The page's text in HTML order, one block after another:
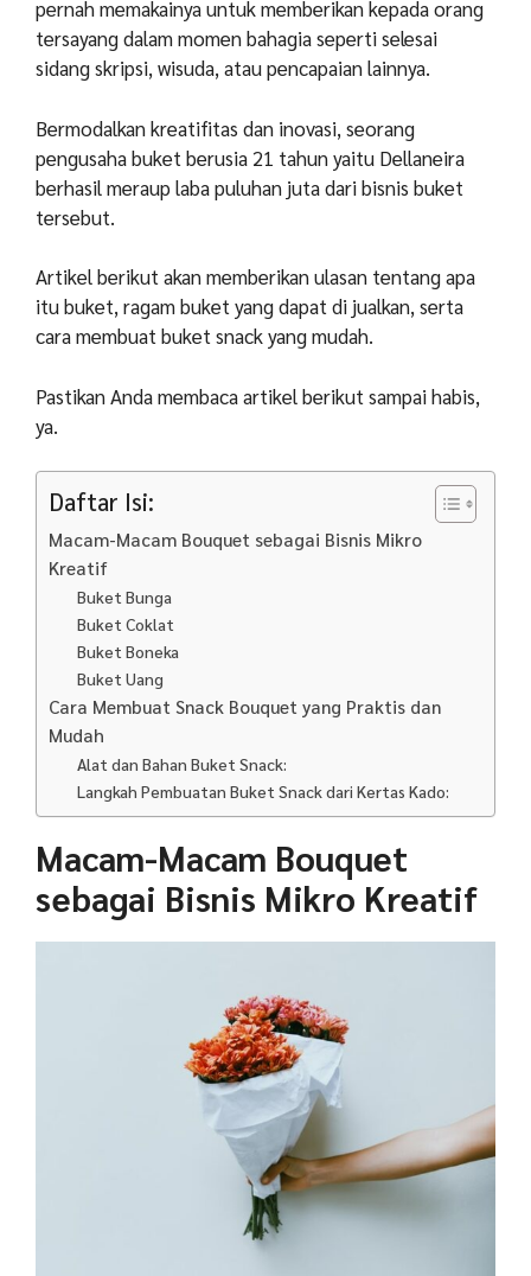
pernah memakainya untuk memberikan kepada orang
tersayang dalam momen bahagia seperti selesai
sidang skripsi, wisuda, atau pencapaian lainnya.
Bermodalkan kreatifitas dan inovasi, seorang
pengusaha buket berusia 21 tahun yaitu Dellaneira
berhasil meraup laba puluhan juta dari bisnis buket
tersebut.
Artikel berikut akan memberikan ulasan tentang apa
itu buket, ragam buket yang dapat di jualkan, serta
cara membuat buket snack yang mudah.
Pastikan Anda membaca artikel berikut sampai habis,
ya.
Daftar Isi:
Macam-Macam Bouquet sebagai Bisnis Mikro
Kreatif
Buket Bunga
Buket Coklat
Buket Boneka
Buket Uang
Cara Membuat Snack Bouquet yang Praktis dan
Mudah
Alat dan Bahan Buket Snack:
Langkah Pembuatan Buket Snack dari Kertas Kado:
Macam-Macam Bouquet
sebagai Bisnis Mikro Kreatif